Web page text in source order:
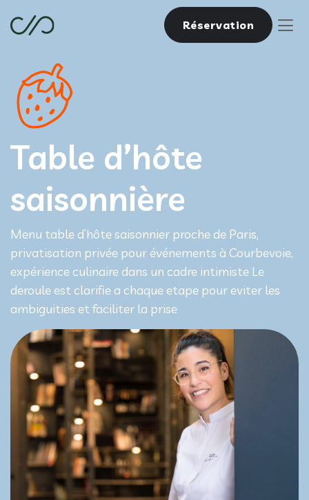
Réservation
Table d’hôte
saisonnière
Menu table d’hôte saisonnier proche de Paris,
privatisation privée pour événements à Courbevoie,
expérience culinaire dans un cadre intimiste Le
deroule est clarifie a chaque etape pour eviter les
ambiguities et faciliter la prise